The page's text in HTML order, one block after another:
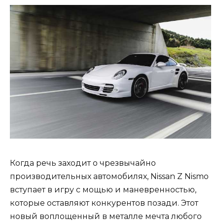
Когда речь заходит о чрезвычайно
производительных автомобилях, Nissan Z Nismo
вступает в игру с мощью и маневренностью,
которые оставляют конкурентов позади. Этот
новый воплощенный в металле мечта любого